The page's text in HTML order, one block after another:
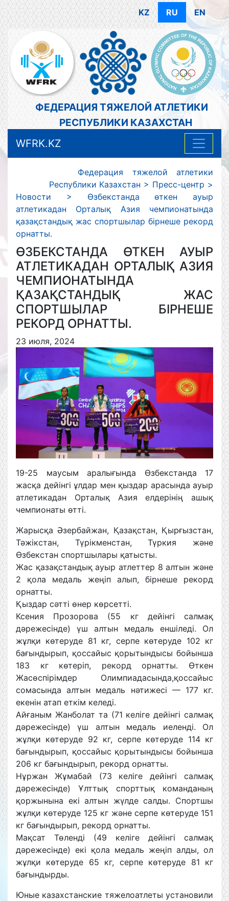
KZ RU EN
ФЕДЕРАЦИЯ ТЯЖЕЛОЙ АТЛЕТИКИ
РЕСПУБЛИКИ КАЗАХСТАН
WFRK.KZ
Федерация тяжелой атлетики
Республики Казахстан > Пресс-центр >
Новости > Өзбекстанда өткен ауыр
атлетикадан Орталық Азия чемпионатында
қазақстандық жас спортшылар бірнеше рекорд
орнатты.
ӨЗБЕКСТАНДА ӨТКЕН АУЫР
АТЛЕТИКАДАН ОРТАЛЫҚ АЗИЯ
ЧЕМПИОНАТЫНДА
ҚАЗАҚСТАНДЫҚ ЖАС
СПОРТШЫЛАР БІРНЕШЕ
РЕКОРД ОРНАТТЫ.
23 июля, 2024
19-25 маусым аралығында Өзбекстанда 17
жасқа дейінгі ұлдар мен қыздар арасында ауыр
атлетикадан Орталық Азия елдерінің ашық
чемпионаты өтті.
Жарысқа Әзербайжан, Қазақстан, Қырғызстан,
Тәжікстан, Түрікменстан, Түркия және
Өзбекстан спортшылары қатысты.
Жас қазақстандық ауыр атлеттер 8 алтын және
2 қола медаль жеңіп алып, бірнеше рекорд
орнатты.
Қыздар сәтті өнер көрсетті.
Ксения Прозорова (55 кг дейінгі салмақ
дәрежесінде) үш алтын медаль еншіледі. Ол
жұлқи көтеруде 81 кг, серпе көтеруде 102 кг
бағындырып, қоссайыс қорытындысы бойынша
183 кг көтеріп, рекорд орнатты. Өткен
Жасөспірімдер Олимпиадасында,қоссайыс
сомасында алтын медаль нәтижесі — 177 кг.
екенін атап еткім келеді.
Айғаным Жанболат та (71 келіге дейінгі салмақ
дәрежесінде) үш алтын медаль иеленді. Ол
жұлқи көтеруде 92 кг, серпе көтеруде 114 кг
бағындырып, қоссайыс қорытындысы бойынша
206 кг бағындырып, рекорд орнатты.
Нұржан Жұмабай (73 келіге дейінгі салмақ
дәрежесінде) Ұлттық спорттық команданың
қоржынына екі алтын жүлде салды. Спортшы
жұлқи көтеруде 125 кг және серпе көтеруде 151
кг бағындырып, рекорд орнатты.
Мақсат Төленді (49 келіге дейінгі салмақ
дәрежесінде) екі қола медаль жеңіп алды, ол
жұлқи көтеруде 65 кг, серпе көтеруде 81 кг
бағындырды.
Юные казахстанские тяжелоатлеты установили